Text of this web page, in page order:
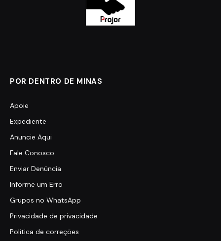
POR DENTRO DE MINAS
Apoie
Expediente
Anuncie Aqui
Fale Conosco
Enviar Denúncia
Informe um Erro
Grupos no WhatsApp
Privacidade de privacidade
Política de correções